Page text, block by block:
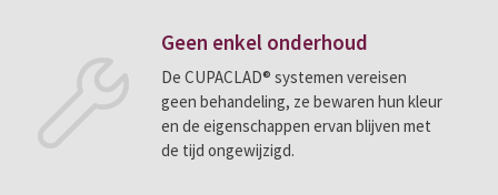
Geen enkel onderhoud
De CUPACLAD® systemen vereisen
geen behandeling, ze bewaren hun kleur
en de eigenschappen ervan blijven met
de tijd ongewijzigd.